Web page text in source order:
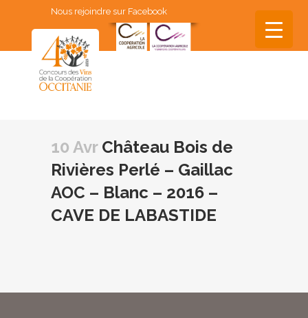
Nous rejoindre sur Facebook
10 AvrChâteau Bois de
Rivières Perlé – Gaillac
AOC – Blanc – 2016 –
CAVE DE LABASTIDE